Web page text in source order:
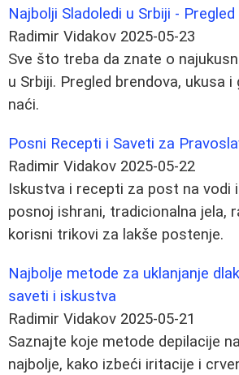
Najbolji Sladoledi u Srbiji -
Radimir Vidakov 2025-05-23
Sve što treba da znate o
u Srbiji. Pregled brendova, ukusa i
naći.
Posni Recepti i Saveti za
Radimir Vidakov 2025-05-22
Iskustva i recepti za post na vodi
posnoj ishrani, tradicionalna jela,
korisni trikovi za lakše postenje.
Najbolje metode za uklanjanje
saveti i iskustva
Radimir Vidakov 2025-05-21
Saznajte koje metode depilacije
najbolje, kako izbeći iritacije i